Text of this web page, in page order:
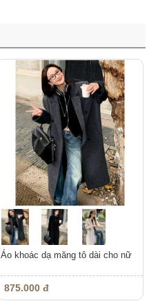
Áo khoác dạ măng tô dài cho nữ
875.000 đ